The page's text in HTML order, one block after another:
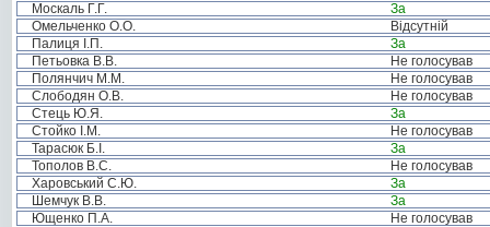
Москаль Г.Г.
За
Омельченко О.О.
Відсутній
Палиця І.П.
За
Петьовка В.В.
Не голосував
Полянчич М.М.
Не голосував
Слободян О.В.
Не голосував
Стець Ю.Я.
За
Стойко І.М.
Не голосував
Тарасюк Б.І.
За
Тополов В.С.
Не голосував
Харовський С.Ю.
За
Шемчук В.В.
За
Ющенко П.А.
Не голосував